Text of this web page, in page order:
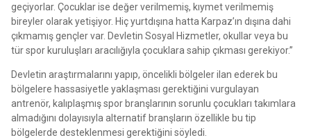
geçiyorlar. Çocuklar ise değer verilmemiş, kıymet verilmemiş
bireyler olarak yetişiyor. Hiç yurtdışına hatta Karpaz’ın dışına dahi
çıkmamış gençler var. Devletin Sosyal Hizmetler, okullar veya bu
tür spor kuruluşları aracılığıyla çocuklara sahip çıkması gerekiyor.”
Devletin araştırmalarını yapıp, öncelikli bölgeler ilan ederek bu
bölgelere hassasiyetle yaklaşması gerektiğini vurgulayan
antrenör, kalıplaşmış spor branşlarının sorunlu çocukları takımlara
almadığını dolayısıyla alternatif branşların özellikle bu tip
bölgelerde desteklenmesi gerektiğini söyledi.